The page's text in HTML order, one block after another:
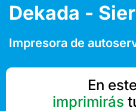
Dekada -
Impresora de
En
imprimirás